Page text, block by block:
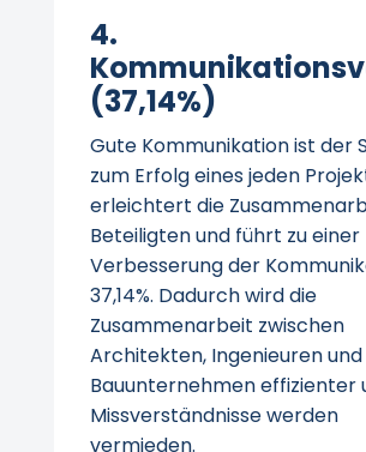
4.
(37,14%)
Gute Kommunikation ist der
zum Erfolg eines jeden
erleichtert die
Beteiligten und führt zu einer
Verbesserung der
37,14%. Dadurch wird die
Zusammenarbeit zwischen
Architekten, Ingenieuren und
Bauunternehmen effizienter
Missverständnisse werden
vermieden.